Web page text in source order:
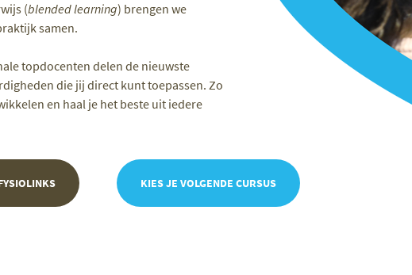
(blended learning) brengen we
samen.
topdocenten delen de nieuwste
die jij direct kunt toepassen. Zo
en haal je het beste uit iedere
KIES JE VOLGENDE CURSUS